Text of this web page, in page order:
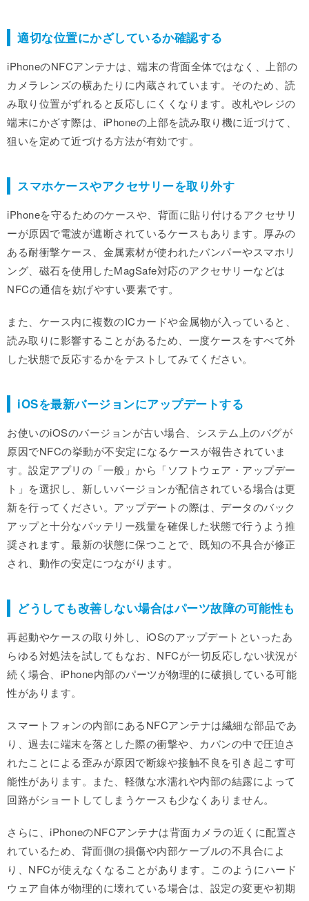
適切な位置にかざしているか確認する
iPhoneのNFCアンテナは、端末の背面全体ではなく、上部の
カメラレンズの横あたりに内蔵されています。そのため、読
み取り位置がずれると反応しにくくなります。改札やレジの
端末にかざす際は、iPhoneの上部を読み取り機に近づけて、
狙いを定めて近づける方法が有効です。
スマホケースやアクセサリーを取り外す
iPhoneを守るためのケースや、背面に貼り付けるアクセサリ
ーが原因で電波が遮断されているケースもあります。厚みの
ある耐衝撃ケース、金属素材が使われたバンパーやスマホリ
ング、磁石を使用したMagSafe対応のアクセサリーなどは
NFCの通信を妨げやすい要素です。
また、ケース内に複数のICカードや金属物が入っていると、
読み取りに影響することがあるため、一度ケースをすべて外
した状態で反応するかをテストしてみてください。
iOSを最新バージョンにアップデートする
お使いのiOSのバージョンが古い場合、システム上のバグが
原因でNFCの挙動が不安定になるケースが報告されていま
す。設定アプリの「一般」から「ソフトウェア・アップデー
ト」を選択し、新しいバージョンが配信されている場合は更
新を行ってください。アップデートの際は、データのバック
アップと十分なバッテリー残量を確保した状態で行うよう推
奨されます。最新の状態に保つことで、既知の不具合が修正
され、動作の安定につながります。
どうしても改善しない場合はパーツ故障の可能性も
再起動やケースの取り外し、iOSのアップデートといったあ
らゆる対処法を試してもなお、NFCが一切反応しない状況が
続く場合、iPhone内部のパーツが物理的に破損している可能
性があります。
スマートフォンの内部にあるNFCアンテナは繊細な部品であ
り、過去に端末を落とした際の衝撃や、カバンの中で圧迫さ
れたことによる歪みが原因で断線や接触不良を引き起こす可
能性があります。また、軽微な水濡れや内部の結露によって
回路がショートしてしまうケースも少なくありません。
さらに、iPhoneのNFCアンテナは背面カメラの近くに配置さ
れているため、背面側の損傷や内部ケーブルの不具合によ
り、NFCが使えなくなることがあります。このようにハード
ウェア自体が物理的に壊れている場合は、設定の変更や初期